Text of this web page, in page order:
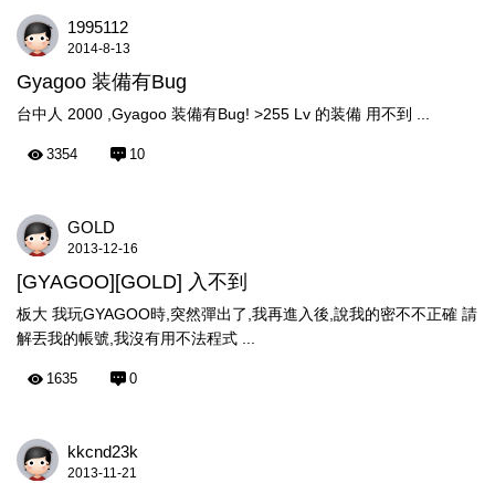
1995112
2014-8-13
Gyagoo 装備有Bug
台中人 2000 ,Gyagoo 装備有Bug! >255 Lv 的装備 用不到 ...
3354 10
GOLD
2013-12-16
[GYAGOO][GOLD] 入不到
板大 我玩GYAGOO時,突然彈出了,我再進入後,說我的密不不正確 請
解丟我的帳號,我沒有用不法程式 ...
1635 0
kkcnd23k
2013-11-21